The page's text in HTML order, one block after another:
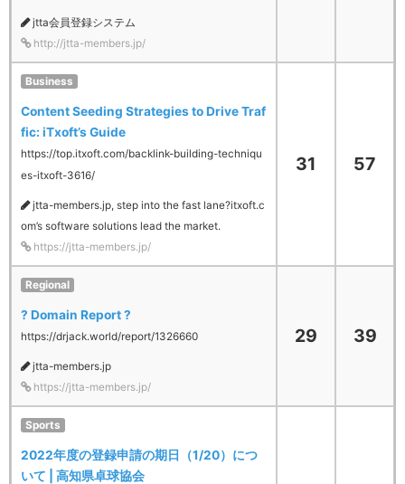
jtta会員登録システム
http://jtta-members.jp/
Business
Content Seeding Strategies to Drive Traf
fic: iTxoft’s Guide
https://top.itxoft.com/backlink-building-techniqu
es-itxoft-3616/
jtta-members.jp, step into the fast lane?itxoft.c
om’s software solutions lead the market.
https://jtta-members.jp/
31 57
Regional
? Domain Report ?
https://drjack.world/report/1326660
jtta-members.jp
https://jtta-members.jp/
29 39
Sports
2022年度の登録申請の期日（1/20）につ
いて | 高知県卓球協会